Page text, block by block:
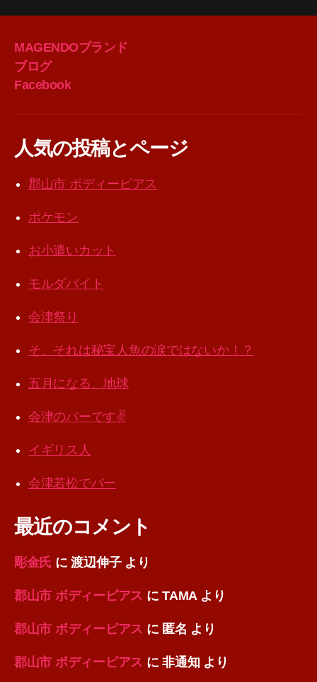
MAGENDOブランド
ブログ
Facebook
人気の投稿とページ
郡山市 ボディーピアス
ポケモン
お小遣いカット
モルダバイト
会津祭り
そ、それは秘宝人魚の涙ではないか！？
五月になる、地球
会津のバーです✌️
イギリス人
会津若松でバー
最近のコメント
彫金氏 に渡辺伸子より
郡山市 ボディーピアス にTAMAより
郡山市 ボディーピアス に 匿名 より
郡山市 ボディーピアス に非通知 より